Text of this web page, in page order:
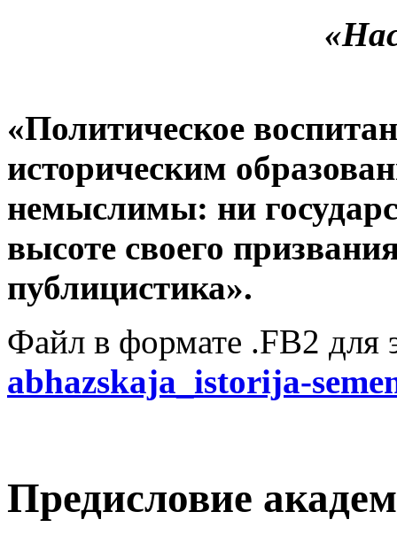
«Политическое
историческим
немыслимы: ни
высоте своего
публицистика».
Файл в формате .FB2 для
abhazskaja_istorija-
Предисловие